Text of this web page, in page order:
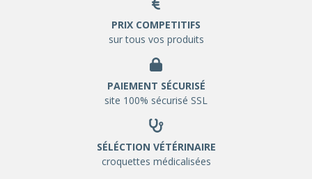
PRIX COMPETITIFS
sur tous vos produits
PAIEMENT SÉCURISÉ
site 100% sécurisé SSL
SÉLÉCTION VÉTÉRINAIRE
croquettes médicalisées